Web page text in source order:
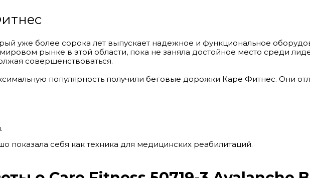
уже более сорока лет выпускает надежное и функциональное
рынке в этой области, пока не заняла достойное место среди
совершенствоваться.
популярность получили беговые дорожки Каре Фитнес. Они
показала себя как техника для медицинских реабилитаций.